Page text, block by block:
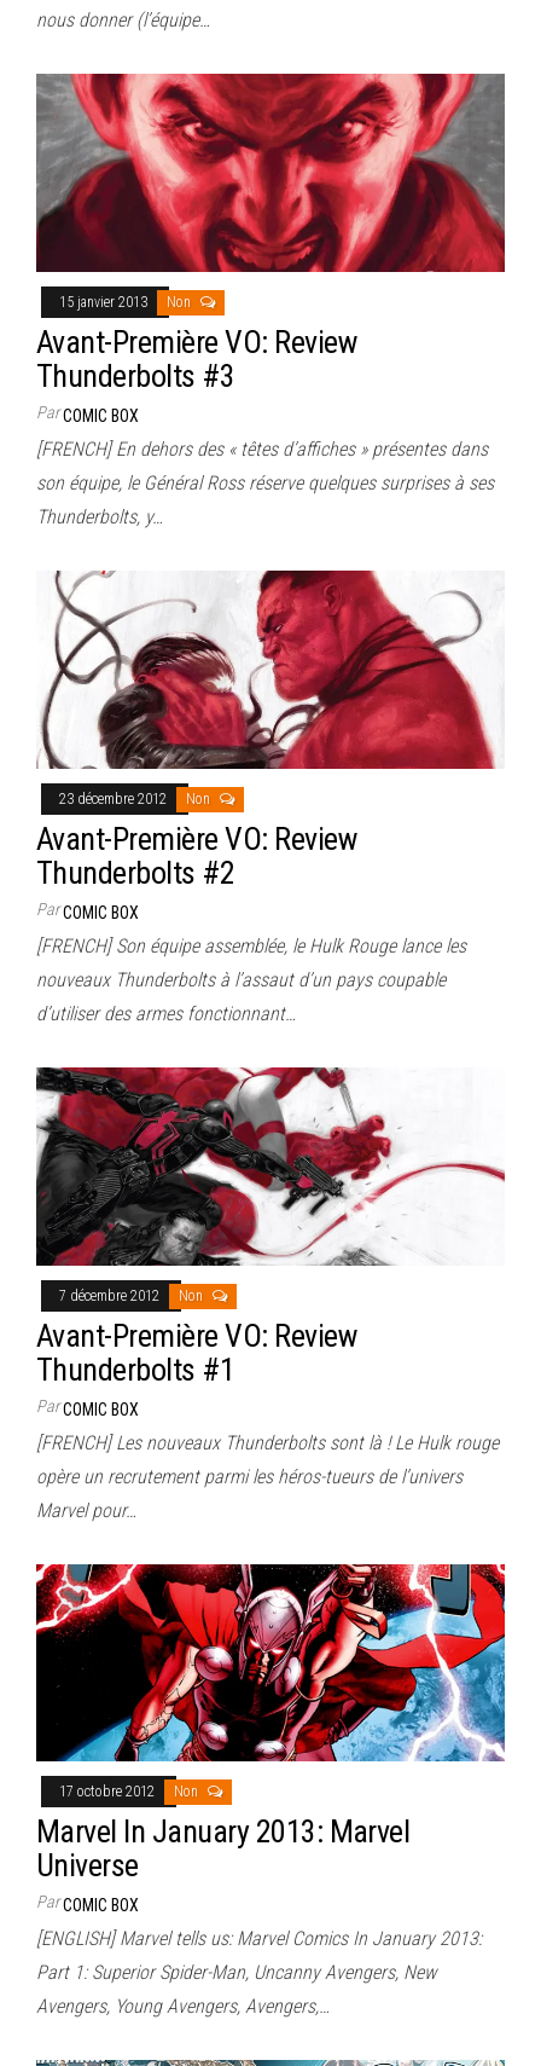
nous donner (l’équipe…
15 janvier 2013 Non
Avant-Première VO: Review
Thunderbolts #3
ParCOMIC BOX
[FRENCH] En dehors des « têtes d’affiches » présentes dans
son équipe, le Général Ross réserve quelques surprises à ses
Thunderbolts, y…
23 décembre 2012 Non
Avant-Première VO: Review
Thunderbolts #2
ParCOMIC BOX
[FRENCH] Son équipe assemblée, le Hulk Rouge lance les
nouveaux Thunderbolts à l’assaut d’un pays coupable
d’utiliser des armes fonctionnant…
7 décembre 2012 Non
Avant-Première VO: Review
Thunderbolts #1
ParCOMIC BOX
[FRENCH] Les nouveaux Thunderbolts sont là ! Le Hulk rouge
opère un recrutement parmi les héros-tueurs de l’univers
Marvel pour…
17 octobre 2012 Non
Marvel In January 2013: Marvel
Universe
ParCOMIC BOX
[ENGLISH] Marvel tells us: Marvel Comics In January 2013:
Part 1: Superior Spider-Man, Uncanny Avengers, New
Avengers, Young Avengers, Avengers,…